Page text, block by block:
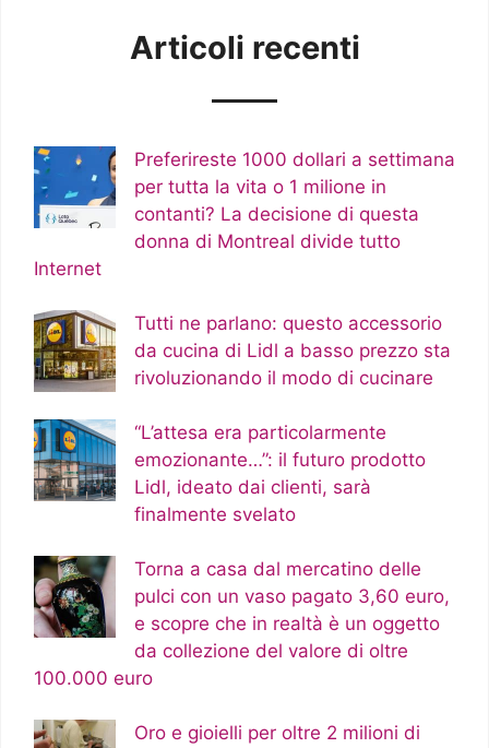
Articoli recenti
Preferireste 1000 dollari a settimana
per tutta la vita o 1 milione in
contanti? La decisione di questa
donna di Montreal divide tutto
Internet
Tutti ne parlano: questo accessorio
da cucina di Lidl a basso prezzo sta
rivoluzionando il modo di cucinare
“L’attesa era particolarmente
emozionante…”: il futuro prodotto
Lidl, ideato dai clienti, sarà
finalmente svelato
Torna a casa dal mercatino delle
pulci con un vaso pagato 3,60 euro,
e scopre che in realtà è un oggetto
da collezione del valore di oltre
100.000 euro
Oro e gioielli per oltre 2 milioni di